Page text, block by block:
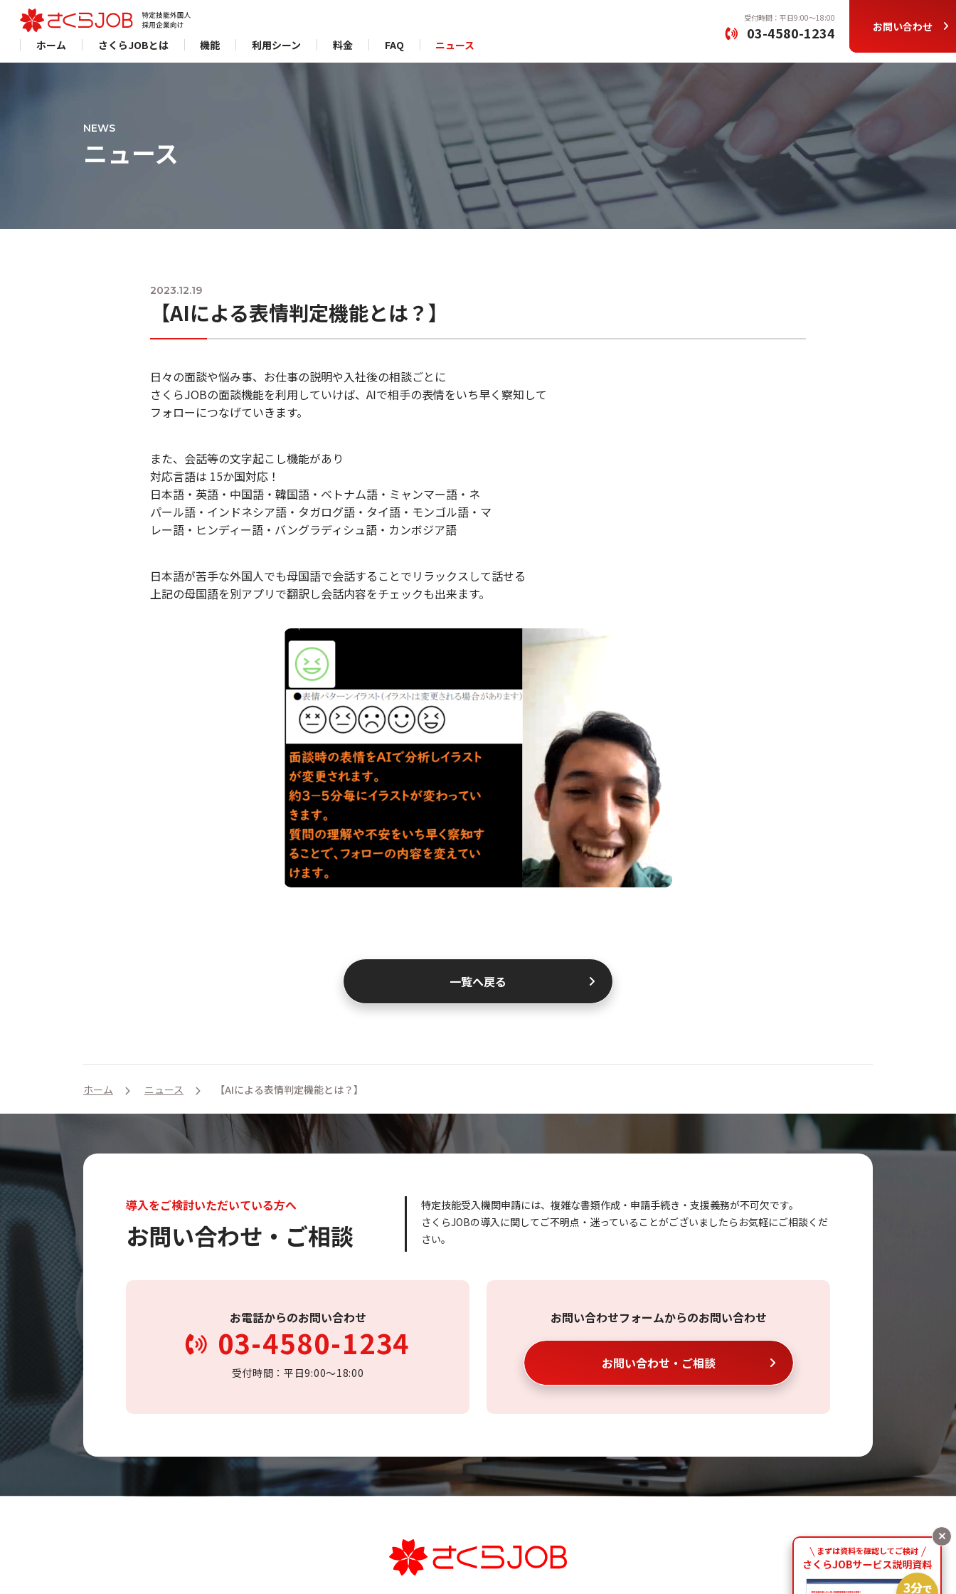
ホーム さくらJOBとは 機能 利用シーン 料金 FAQ ニュース
受付時間：平日9:00〜18:00
03-4580-1234 お問い合わせ
NEWS
ニュース
2023.12.19
【AIによる表情判定機能とは？】
日々の面談や悩み事、お仕事の説明や入社後の相談ごとに
さくらJOBの面談機能を利用していけば、AIで相手の表情をいち早く察知して
フォローにつなげていきます。
また、会話等の文字起こし機能があり
対応言語は 15か国対応！
日本語・英語・中国語・韓国語・ベトナム語・ミャンマー語・ネ
パール語・インドネシア語・タガログ語・タイ語・モンゴル語・マ
レー語・ヒンディー語・バングラディシュ語・カンボジア語
日本語が苦手な外国人でも母国語で会話することでリラックスして話せる
上記の母国語を別アプリで翻訳し会話内容をチェックも出来ます。
一覧へ戻る
ホーム ニュース 【AIによる表情判定機能とは？】
導入をご検討いただいている方へ
お問い合わせ・ご相談
特定技能受入機関申請には、複雑な書類作成・ 申請手続き・支援義務が不可欠です。
さくらJOBの導入に関してご不明点・迷っていることがございましたらお気軽にご相談くだ
さい。
お電話からのお問い合わせ
03-4580-1234
受付時間：平日9:00〜18:00
お問い合わせフォームからのお問い合わせ
お問い合わせ・ご相談